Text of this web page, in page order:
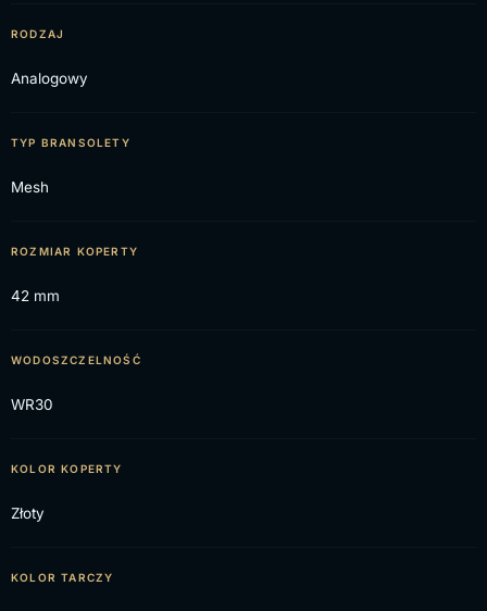
RODZAJ
Analogowy
TYP BRANSOLETY
Mesh
ROZMIAR KOPERTY
42 mm
WODOSZCZELNOŚĆ
WR30
KOLOR KOPERTY
Złoty
KOLOR TARCZY